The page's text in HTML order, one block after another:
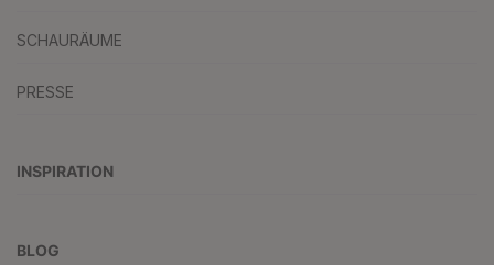
SCHAURÄUME
PRESSE
INSPIRATION
BLOG